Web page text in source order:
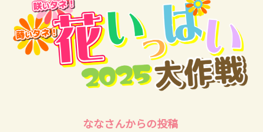
ななさんからの投稿